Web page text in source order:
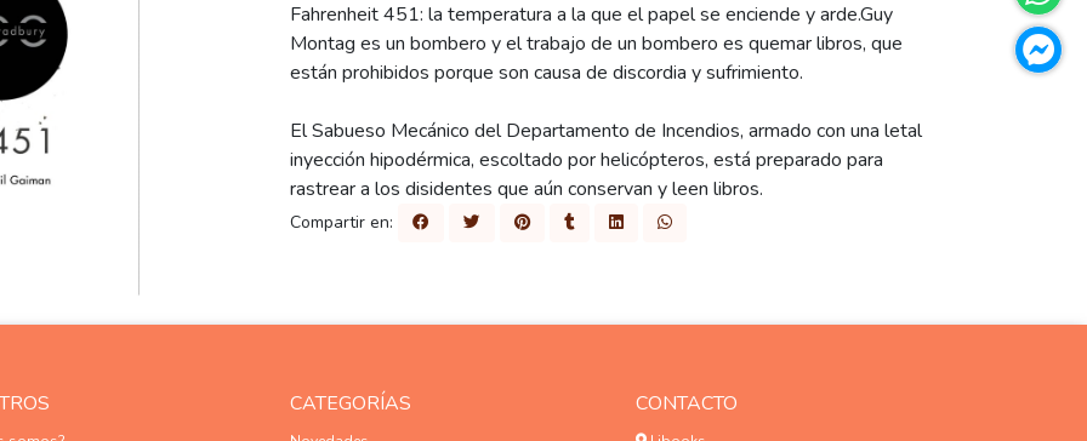
Fahrenheit 451: la temperatura a la que el papel se enciende y arde.Guy
Montag es un bombero y el trabajo de un bombero es quemar libros, que
están prohibidos porque son causa de discordia y sufrimiento.
El Sabueso Mecánico del Departamento de Incendios, armado con una letal
inyección hipodérmica, escoltado por helicópteros, está preparado para
rastrear a los disidentes que aún conservan y leen libros.
Compartir en:
CATEGORÍAS CONTACTO